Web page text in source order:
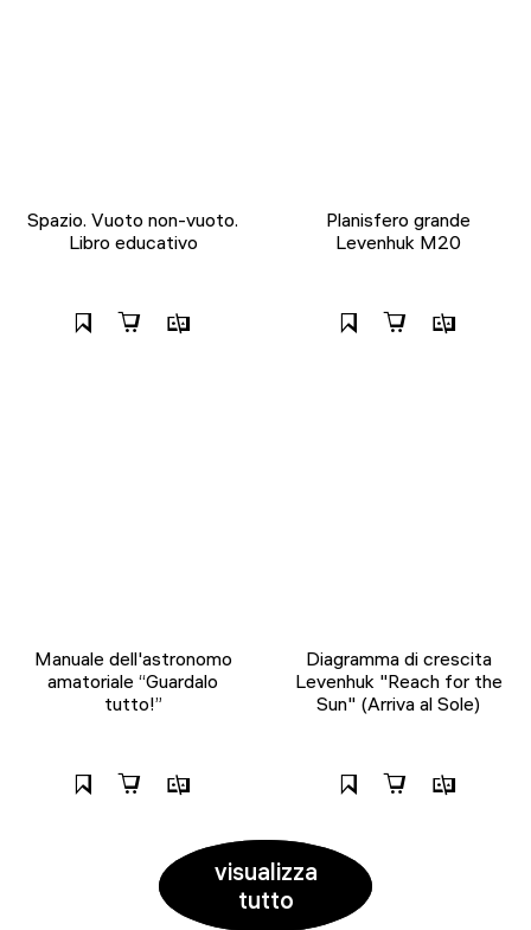
Spazio. Vuoto non-vuoto.
Libro educativo
Planisfero grande
Levenhuk M20
Manuale dell'astronomo
amatoriale “Guardalo
tutto!”
Diagramma di crescita
Levenhuk "Reach for the
Sun" (Arriva al Sole)
visualizza
tutto